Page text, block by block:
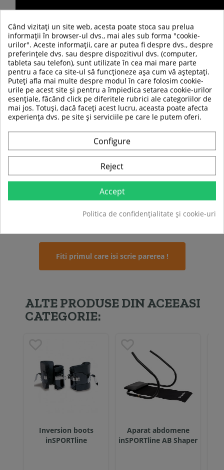
TABEL DE DATE
Tip produs
Scara agilitate
Fiti primul care isi scrie parerea !
ALTE PRODUSE DIN ACEEASI
CATEGORIE:
Inversion boots
inSPORTline
Aparat abdomene
inSPORTline AB Shaper
Când vizitați un site web, acesta poate stoca sau prelua
informații în browser-ul dvs., mai ales sub forma "cookie-
urilor". Aceste informații, care ar putea fi despre dvs., despre
preferințele dvs. sau despre dispozitivul dvs. (computer,
tableta sau telefon), sunt utilizate în cea mai mare parte
pentru a face ca site-ul să funcționeze așa cum vă așteptați.
Puteți afla mai multe despre modul în care folosim cookie-
urile pe acest site și pentru a împiedica setarea cookie-urilor
esențiale, făcând click pe diferitele rubrici ale categoriilor de
mai jos. Totuși, dacă faceți acest lucru, aceasta poate afecta
experiența dvs. pe site și serviciile pe care le putem oferi.
Configure
Reject
Accept
Politica de confidențialitate și cookie-uri